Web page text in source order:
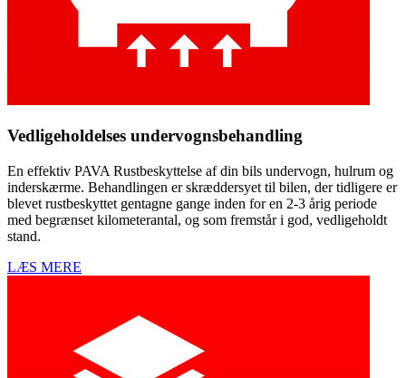
Vedligeholdelses undervognsbehandling
En effektiv PAVA Rustbeskyttelse af din bils undervogn, hulrum og
inderskærme. Behandlingen er skræddersyet til bilen, der tidligere er
blevet rustbeskyttet gentagne gange inden for en 2-3 årig periode
med begrænset kilometerantal, og som fremstår i god, vedligeholdt
stand.
LÆS MERE